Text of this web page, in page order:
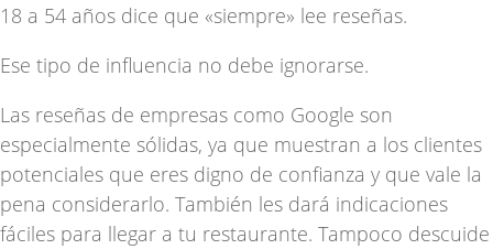
18 a 54 años dice que «siempre» lee reseñas.
Ese tipo de influencia no debe ignorarse.
Las reseñas de empresas como Google son
especialmente sólidas, ya que muestran a los clientes
potenciales que eres digno de confianza y que vale la
pena considerarlo. También les dará indicaciones
fáciles para llegar a tu restaurante. Tampoco descuide